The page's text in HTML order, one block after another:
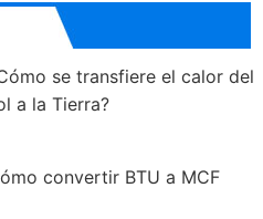
se transfiere el calor del
a la Tierra?
convertir BTU a MCF